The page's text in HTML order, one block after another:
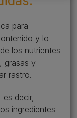
para
y lo
los nutrientes
grasas y
rastro.
es decir,
ingredientes